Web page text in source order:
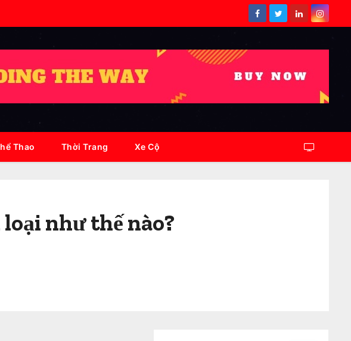
Thao Thời Trang Xe Cộ
như thế nào?